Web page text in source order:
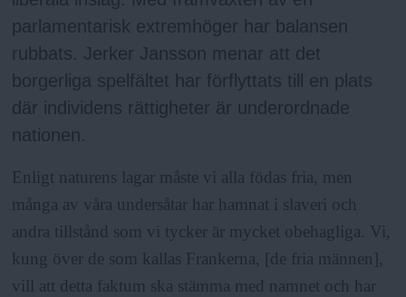
s
F
r
i
a
parlamentarisk extremhöger har balansen
rubbats. Jerker Jansson menar att det
borgerliga spelfältet har förflyttats till en plats
där individens rättigheter är underordnade
nationen.
Enligt naturens lagar måste vi alla födas fria, men
många av våra undersåtar har hamnat i slaveri och
andra tillstånd som vi tycker är mycket obehagliga. Vi,
kung över de som kallas Frankerna, [de fria männen],
vill att detta faktum ska stämma med namnet och har